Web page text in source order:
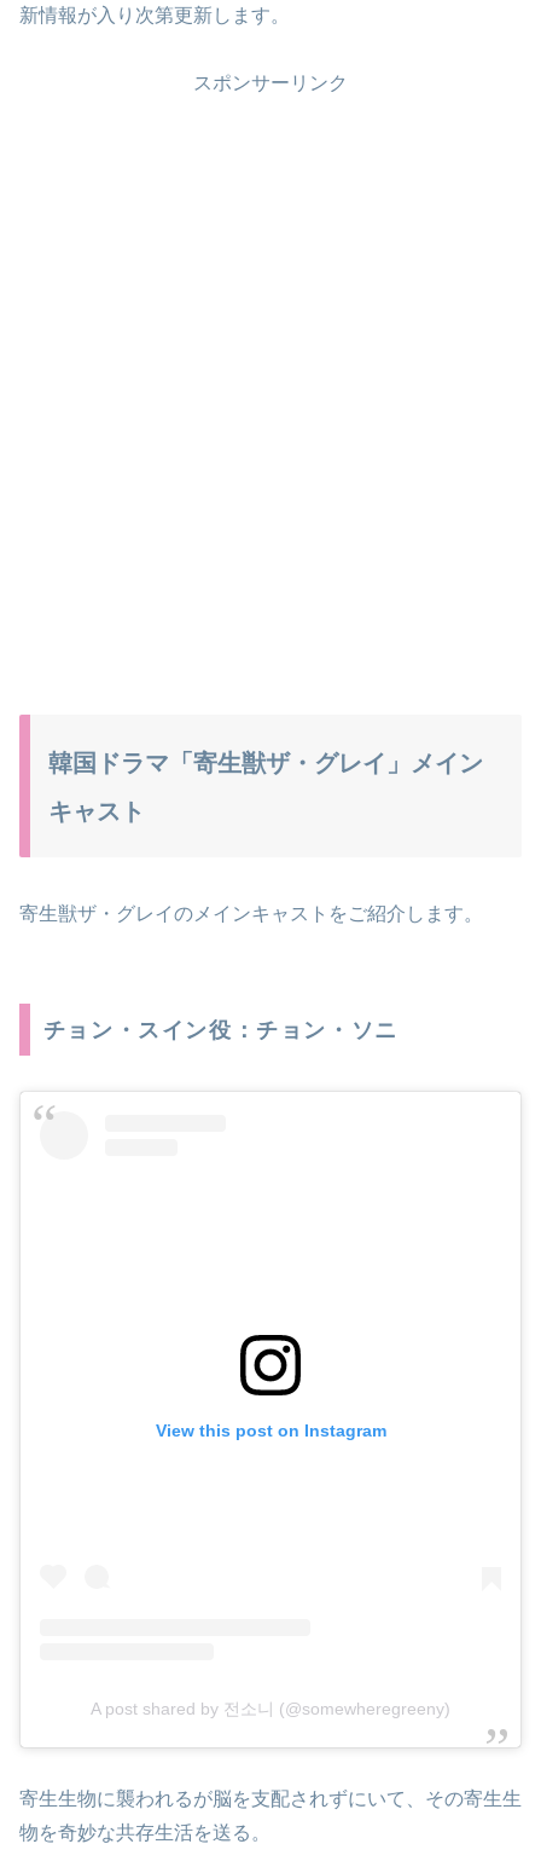
新情報が入り次第更新します。
スポンサーリンク
韓国ドラマ「寄生獣ザ・グレイ」メイン
キャスト
寄生獣ザ・グレイのメインキャストをご紹介します。
チョン・スイン役：チョン・ソニ
View this post on Instagram
A post shared by 전소니 (@somewheregreeny)
寄生生物に襲われるが脳を支配されずにいて、その寄生生
物を奇妙な共存生活を送る。